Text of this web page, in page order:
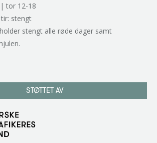
tor 12-18
stengt
stengt alle røde dager samt
STØTTET AV